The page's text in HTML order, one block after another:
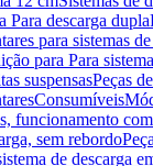
Para descarga dupla
para sistemas
para Para
suspensasPeças
Consumíveis
funcionamento
sem rebordo
de descarga